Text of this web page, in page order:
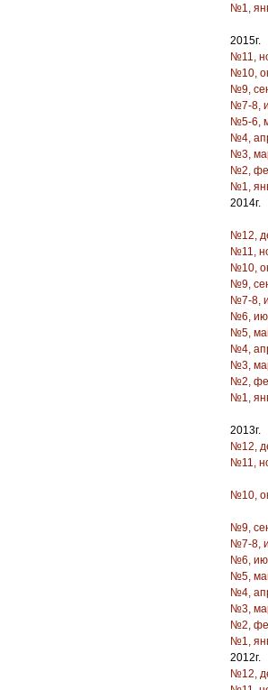
№1,
2015г.
№11,
№10,
№9,
№7-8,
№5-6,
№4,
№3,
№2,
№1,
2014г.
№12,
№11,
№10,
№9,
№7-8,
№6,
№5,
№4,
№3,
№2,
№1,
2013г.
№12,
№11,
№10,
№9,
№7-8,
№6,
№5,
№4,
№3,
№2,
№1,
2012г.
№12,